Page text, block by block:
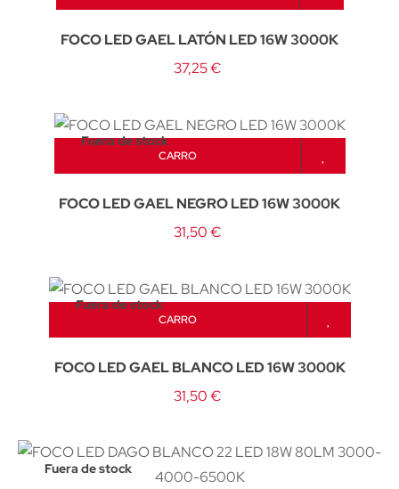
FOCO LED GAEL LATÓN LED 16W 3000K
37,25 €
Fuera de stock
CARRO
FOCO LED GAEL NEGRO LED 16W 3000K
31,50 €
Fuera de stock
CARRO
FOCO LED GAEL BLANCO LED 16W 3000K
31,50 €
Fuera de stock